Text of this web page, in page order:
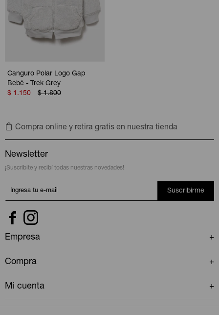
Canguro Polar Logo Gap
Bebé - Trek Grey
$ 1.150 $ 1.800
Compra online y retira gratis en nuestra tienda
Newsletter
¡Suscribite y recibí todas nuestras novedades!
Suscribirme
 
Empresa
Compra
Mi cuenta